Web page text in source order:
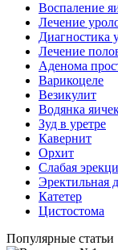
Воспаление
Лечение
Диагностика
Лечение
Аденома
Варикоцеле
Везикулит
Водянка
Зуд в уретре
Кавернит
Орхит
Слабая
Эректильная
Катетер
Цистостома
Популярные статьи